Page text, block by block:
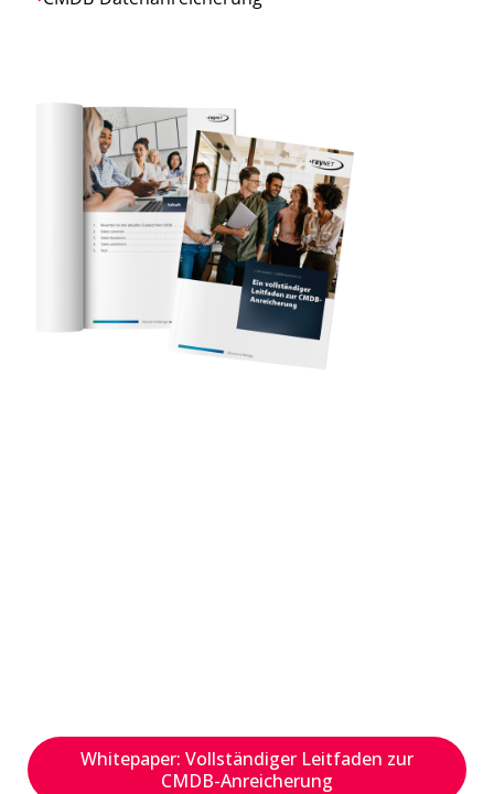
Whitepaper: Vollständiger Leitfaden zur
CMDB-Anreicherung